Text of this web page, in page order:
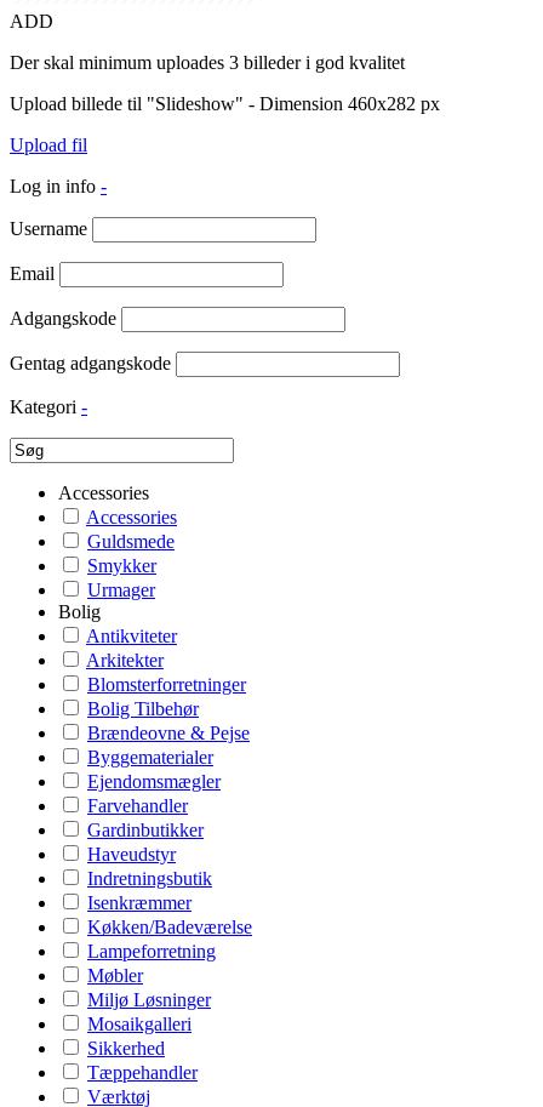
ADD
Der skal minimum uploades 3 billeder i god kvalitet
Upload billede til "Slideshow" - Dimension 460x282 px
Upload fil
Log in info -
Username
Email
Adgangskode
Gentag adgangskode
Kategori -
Accessories
Accessories
Guldsmede
Smykker
Urmager
Bolig
Antikviteter
Arkitekter
Blomsterforretninger
Bolig Tilbehør
Brændeovne & Pejse
Byggematerialer
Ejendomsmægler
Farvehandler
Gardinbutikker
Haveudstyr
Indretningsbutik
Isenkræmmer
Køkken/Badeværelse
Lampeforretning
Møbler
Miljø Løsninger
Mosaikgalleri
Sikkerhed
Tæppehandler
Værktøj